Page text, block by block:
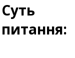
Суть
питання: